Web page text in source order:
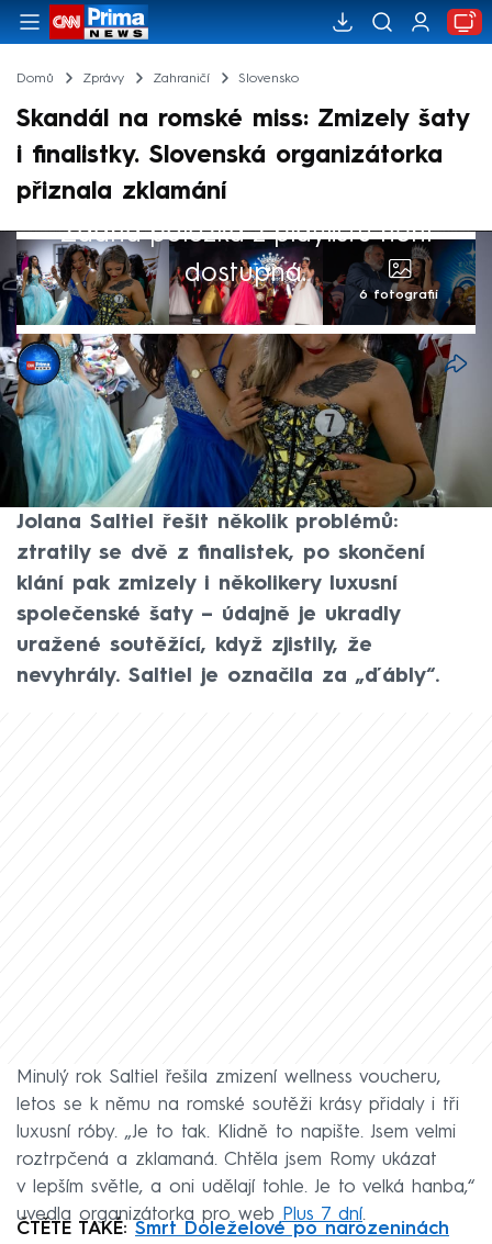
Domů Zprávy Zahraničí Slovensko
Skandál na romské miss: Zmizely šaty
i finalistky. Slovenská organizátorka
přiznala zklamání
Žádná položka z playlistu není
dostupná.
6 fotografií
CNN Prima NEWS
2. čvn 2026, 12:49
Romskou soutěž krásy na Slovensku Euro
Miss Roma v Bratislavě pravidelně provázejí
skandály. I letos musela její organizátorka
Jolana Saltiel řešit několik problémů:
ztratily se dvě z finalistek, po skončení
klání pak zmizely i několikery luxusní
společenské šaty – údajně je ukradly
uražené soutěžící, když zjistily, že
nevyhrály. Saltiel je označila za „ďábly“.
Minulý rok Saltiel řešila zmizení wellness voucheru,
letos se k němu na romské soutěži krásy přidaly i tři
luxusní róby. „Je to tak. Klidně to napište. Jsem velmi
roztrpčená a zklamaná. Chtěla jsem Romy ukázat
v lepším světle, a oni udělají tohle. Je to velká hanba,“
uvedla organizátorka pro web
Plus 7 dní.
ČTĚTE TAKÉ: Smrt Doleželové po narozeninách